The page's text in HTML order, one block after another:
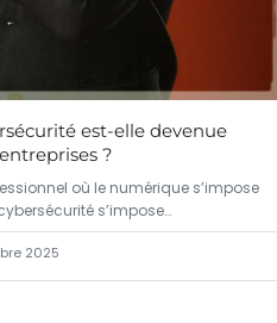
est-elle devenue
?
où le numérique s’impose
s’impose…
2025